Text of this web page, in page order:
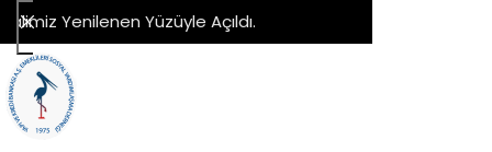
Yenilenen Yüzüyle Açıldı.